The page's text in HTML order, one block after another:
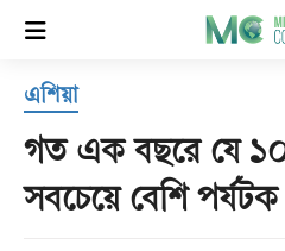
হোম
সর্বশেষ
এশিয়া
গত এক বছরে যে
সবচেয়ে বেশি পর্যটক